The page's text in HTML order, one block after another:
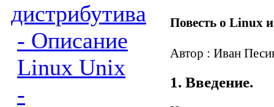
дистрибутива
- Описание
Linux Unix
-
Повесть о Linux и
Автор : Иван
1. Введение.